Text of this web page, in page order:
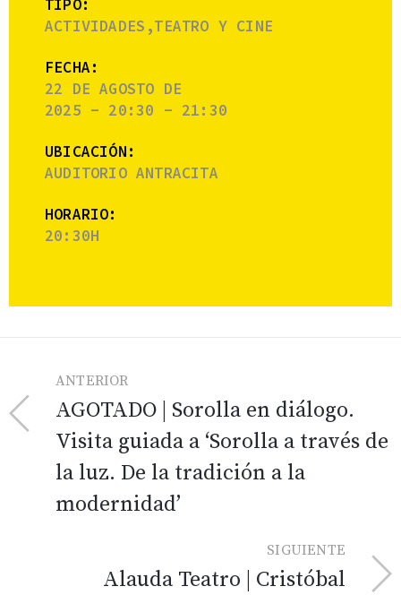
TIPO:
ACTIVIDADES,TEATRO Y CINE
FECHA:
22 DE AGOSTO DE
2025 - 20:30 - 21:30
UBICACIÓN:
AUDITORIO ANTRACITA
HORARIO:
20:30H
ANTERIOR
AGOTADO | Sorolla en diálogo.
Visita guiada a ‘Sorolla a través de
la luz. De la tradición a la
modernidad’
SIGUIENTE
Alauda Teatro | Cristóbal